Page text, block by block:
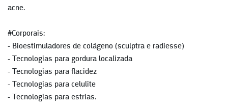
acne.
#Corporais:
- Bioestimuladores de colágeno (sculptra e radiesse)
- Tecnologias para gordura localizada
- Tecnologias para flacidez
- Tecnologias para celulite
- Tecnologias para estrias.